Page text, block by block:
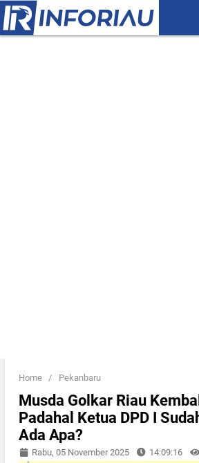
Home / Pekanbaru
Musda Golkar Riau
Padahal Ketua DPD I
Ada Apa?
Rabu, 05 November 2025 14:09:16